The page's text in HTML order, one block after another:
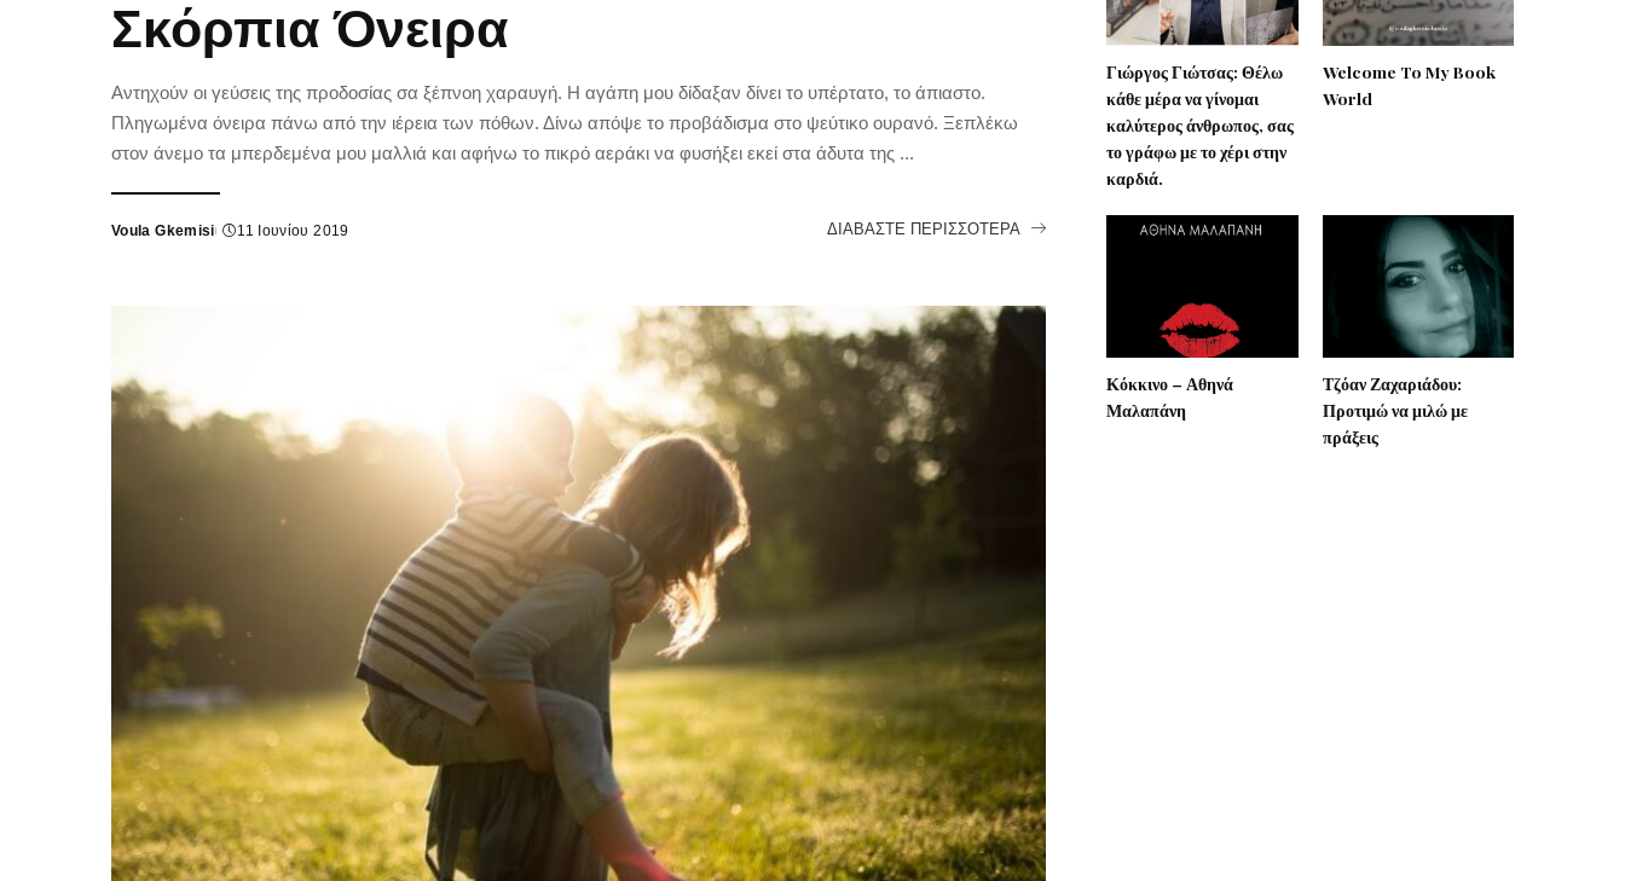
Σκόρπια Όνειρα
Αντηχούν οι γεύσεις της προδοσίας σα ξέπνοη χαραυγή. Η αγάπη μου δίδαξαν δίνει το υπέρτατο, το άπιαστο.
Πληγωμένα όνειρα πάνω από την ιέρεια των πόθων. Δίνω απόψε το προβάδισμα στο ψεύτικο ουρανό. Ξεπλέκω
στον άνεμο τα μπερδεμένα μου μαλλιά και αφήνω το πικρό αεράκι να φυσήξει εκεί στα άδυτα της ...
Voula Gkemisi 11 Ιουνίου 2019 ΔΙΑΒΆΣΤΕ ΠΕΡΙΣΣΌΤΕΡΑ
Γιώργος Γιώτσας: Θέλω
κάθε μέρα να γίνομαι
καλύτερος άνθρωπος, σας
το γράφω με το χέρι στην
καρδιά.
Welcome To My Book
World
Κόκκινο – Αθηνά
Μαλαπάνη
Τζόαν Ζαχαριάδου:
Προτιμώ να μιλώ με
πράξεις